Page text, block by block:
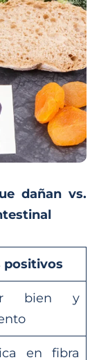
dañan vs.
positivos
bien y
en fibra